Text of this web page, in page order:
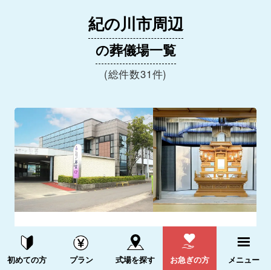
紀の川市周辺
の葬儀場一覧
(総件数31件)
セレモール那賀打田
和歌山県紀の川市田中馬場169-1
資料請求する 電話をかける
初めての方 プラン 式場を探す お急ぎの方 メニュー